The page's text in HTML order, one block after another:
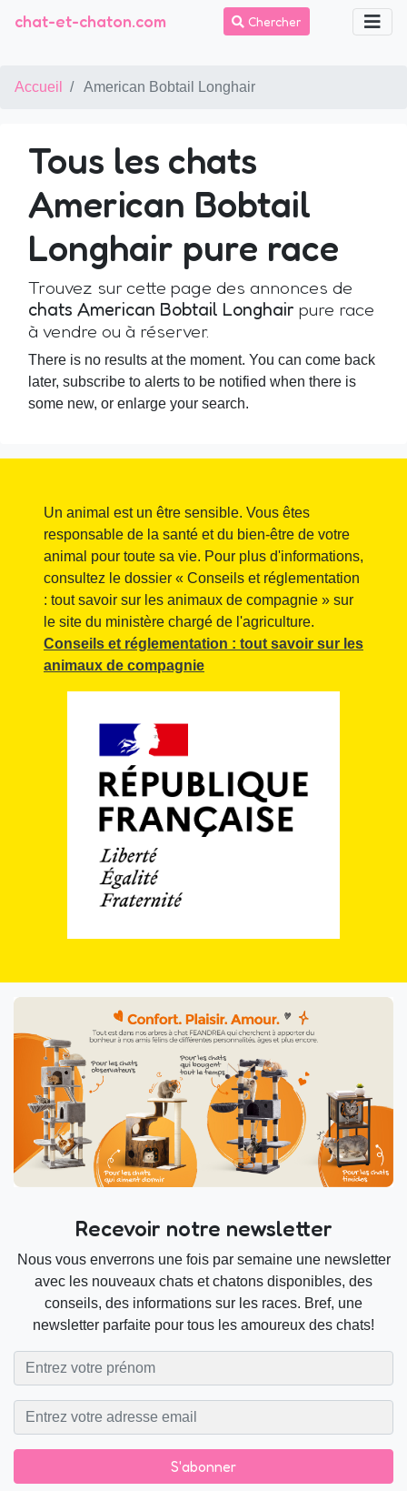
chat-et-chaton.com Chercher
Accueil American Bobtail Longhair
Tous les chats
American Bobtail
Longhair pure race
Trouvez sur cette page des annonces de
chats American Bobtail Longhair pure race
à vendre ou à réserver.
There is no results at the moment. You can come back
later, subscribe to alerts to be notified when there is
some new, or enlarge your search.
Un animal est un être sensible. Vous êtes
responsable de la santé et du bien-être de votre
animal pour toute sa vie. Pour plus d'informations,
consultez le dossier « Conseils et réglementation
: tout savoir sur les animaux de compagnie » sur
le site du ministère chargé de l'agriculture.
Conseils et réglementation : tout savoir sur les
animaux de compagnie
Recevoir notre newsletter
Nous vous enverrons une fois par semaine une newsletter
avec les nouveaux chats et chatons disponibles, des
conseils, des informations sur les races. Bref, une
newsletter parfaite pour tous les amoureux des chats!
S'abonner